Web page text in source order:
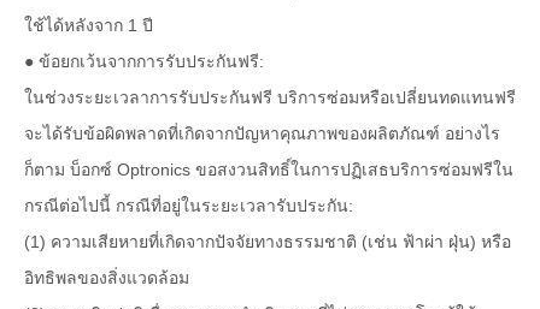
ใช้ได้หลังจาก 1 ปี
● ข้อยกเว้นจากการรับประกันฟรี:
ในช่วงระยะเวลาการรับประกันฟรี บริการซ่อมหรือเปลี่ยนทดแทนฟรี
จะได้รับข้อผิดพลาดที่เกิดจากปัญหาคุณภาพของผลิตภัณฑ์ อย่างไร
ก็ตาม บ็อกซ์ Optronics ขอสงวนสิทธิ์ในการปฏิเสธบริการซ่อมฟรีใน
กรณีต่อไปนี้ กรณีที่อยู่ในระยะเวลารับประกัน:
(1) ความเสียหายที่เกิดจากปัจจัยทางธรรมชาติ (เช่น ฟ้าผ่า ฝุ่น) หรือ
อิทธิพลของสิ่งแวดล้อม